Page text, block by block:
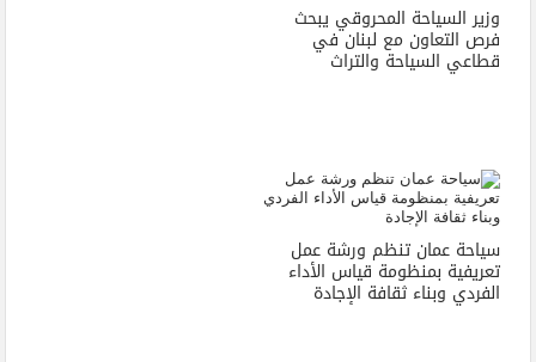
وزير السياحة المحروقي يبحث
فرص التعاون مع لبنان في
قطاعي السياحة والتراث
سياحة عمان تنظم ورشة عمل
تعريفية بمنظومة قياس الأداء
الفردي وبناء ثقافة الإجادة